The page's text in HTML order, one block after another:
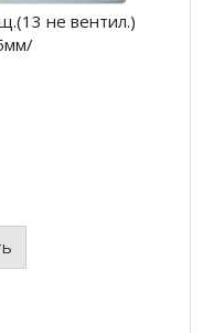
не вентил.)